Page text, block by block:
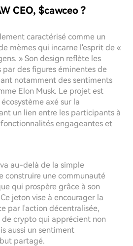
CEO, $cawceo ?
caractérisé comme un
mèmes qui incarne l'esprit de «
» Son design reflète les
des figures éminentes de
notamment des sentiments
Elon Musk. Le projet est
axé sur la
un lien entre les participants à
engageantes et
au-delà de la simple
construire une communauté
qui prospère grâce à son
jeton vise à encourager la
par l'action décentralisée,
crypto qui apprécient non
aussi un sentiment
partagé.